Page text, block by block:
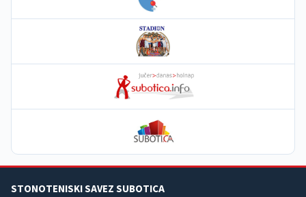
STONOTENISKI SAVEZ SUBOTICA